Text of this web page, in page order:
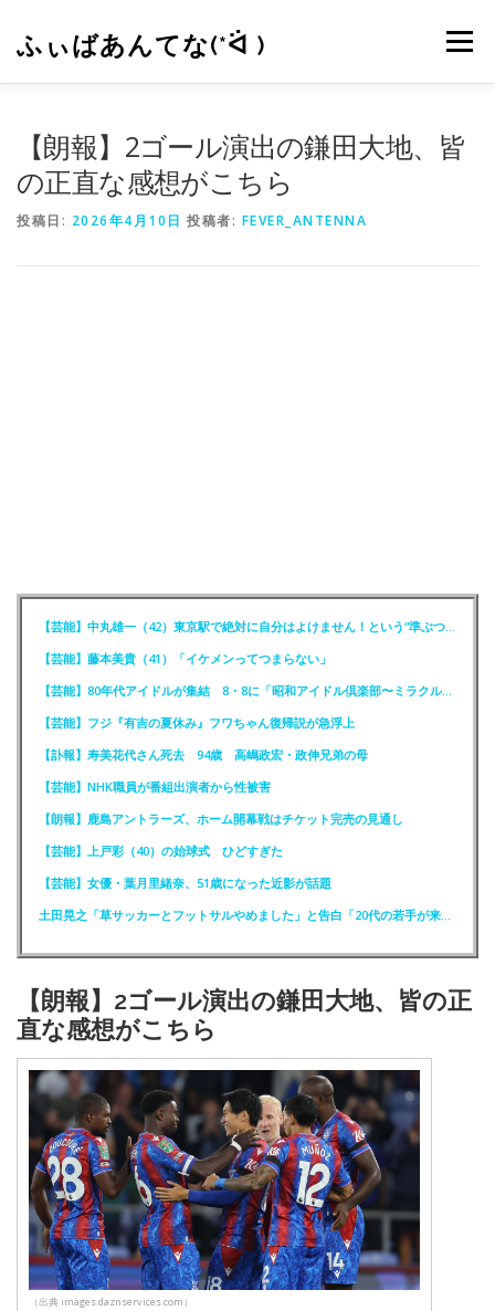
ふぃばあんてな(*ᐛ ) メニュー
【朗報】2ゴール演出の鎌田大地、皆
の正直な感想がこちら
投稿日: 2026年4月10日 投稿者: FEVER_ANTENNA
【芸能】中丸雄一（42）東京駅で絶対に自分はよけません！という“準ぶつかりおじさん”に遭遇
【芸能】藤本美貴（41）「イケメンってつまらない」
【芸能】80年代アイドルが集結 8・8に「昭和アイドル倶楽部〜ミラクル同窓会〜」を開催
【芸能】フジ『有吉の夏休み』フワちゃん復帰説が急浮上
【訃報】寿美花代さん死去 94歳 高嶋政宏・政伸兄弟の母
【芸能】NHK職員が番組出演者から性被害
【朗報】鹿島アントラーズ、ホーム開幕戦はチケット完売の見通し
【芸能】上戸彩（40）の始球式 ひどすぎた
【芸能】女優・葉月里緒奈、51歳になった近影が話題
土田晃之「草サッカーとフットサルやめました」と告白「20代の若手が来るんです。つまんなくて」
【朗報】2ゴール演出の鎌田大地、皆の正
直な感想がこちら
（出典 images.daznservices.com）